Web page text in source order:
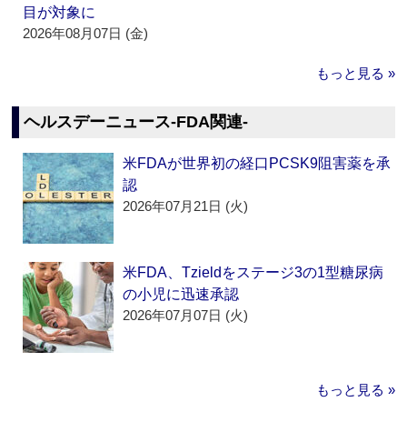
目が対象に
2026年08月07日 (金)
もっと見る »
ヘルスデーニュース‐FDA関連‐
米FDAが世界初の経口PCSK9阻害薬を承
認
2026年07月21日 (火)
米FDA、Tzieldをステージ3の1型糖尿病
の小児に迅速承認
2026年07月07日 (火)
もっと見る »